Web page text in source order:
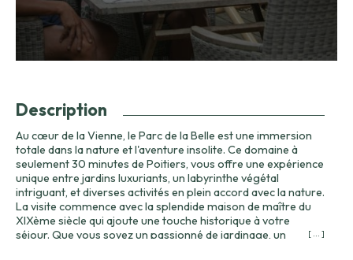
Description
Au cœur de la Vienne, le Parc de la Belle est une immersion
totale dans la nature et l'aventure insolite. Ce domaine à
seulement 30 minutes de Poitiers, vous offre une expérience
unique entre jardins luxuriants, un labyrinthe végétal
intriguant, et diverses activités en plein accord avec la nature.
La visite commence avec la splendide maison de maître du
XIXème siècle qui ajoute une touche historique à votre
séjour. Que vous soyez un passionné de jardinage, un
[ ... ]